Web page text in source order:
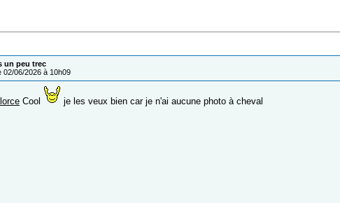
un peu trec
02/06/2026 à 10h09
Cool je les veux bien car je n'ai aucune photo à cheval